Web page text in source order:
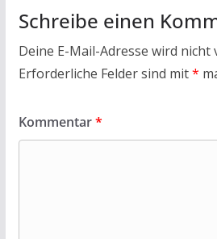
Schreibe einen
Deine E-Mail-Adresse wird
Erforderliche Felder sind mit*
Kommentar*